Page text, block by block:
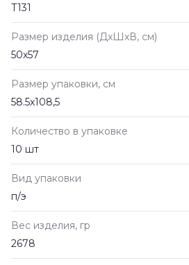
Т131
Размер изделия (ДxШxВ, см)
50х57
Размер упаковки, см
58.5х108,5
Количество в упаковке
10 шт
Вид упаковки
п/э
Вес изделия, гр
2678